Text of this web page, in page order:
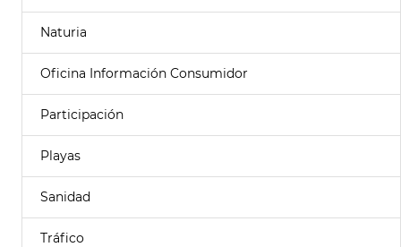
Naturia
Oficina Información Consumidor
Participación
Playas
Sanidad
Tráfico